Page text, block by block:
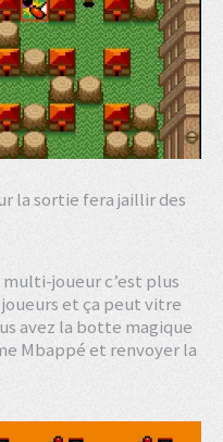
la sortie fera jaillir des
multi-joueur c’est plus
joueurs et ça peut vitre
avez la botte magique
Mbappé et renvoyer la